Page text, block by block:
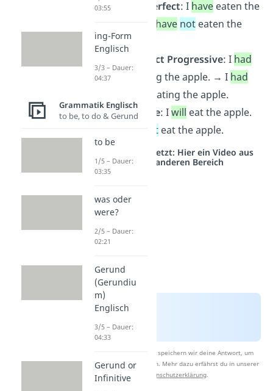
Present Perfect: I haveeaten the
have noteaten the
apple.
Past Perfect Progressive: I had
been eating the apple. → I had
been eating the apple.
Will-Future: Iwill eat the apple.
noteat the apple.
Studyflix vernetzt: Hier ein Video aus
einem anderen Bereich
Nach Beantwortung speichern wir deine Antwort, um
Studyflix zu verbessern. Mehr dazu erfährst du in unserer
Datenschutzerklärung.
03:55
ing-Form
Englisch
3/3 – Dauer:
04:37
Grammatik Englisch
to be, to do & Gerund
to be
1/5 – Dauer:
03:35
was oder
were?
2/5 – Dauer:
02:21
Gerund
(Gerundiu
m)
Englisch
3/5 – Dauer:
04:33
Gerund or
Infinitive